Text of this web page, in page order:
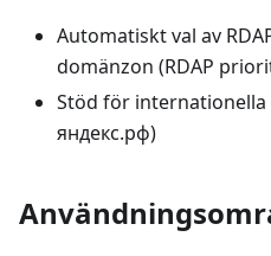
Automatiskt val av
domänzon (RDAP
Stöd för internationella
яндекс.рф)